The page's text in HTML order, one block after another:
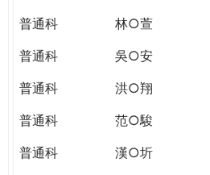
普通科
林○萱
普通科
吳○安
普通科
洪○翔
普通科
范○駿
普通科
漢○圻